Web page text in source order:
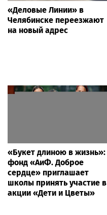
«Деловые Линии» в
Челябинске переезжают
на новый адрес
«Букет длиною в жизнь»:
фонд «АиФ. Доброе
сердце» приглашает
школы принять участие в
акции «Дети и Цветы»